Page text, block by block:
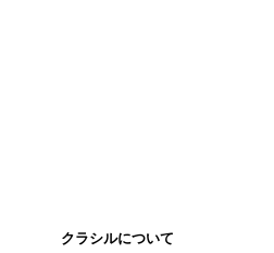
クラシルについて